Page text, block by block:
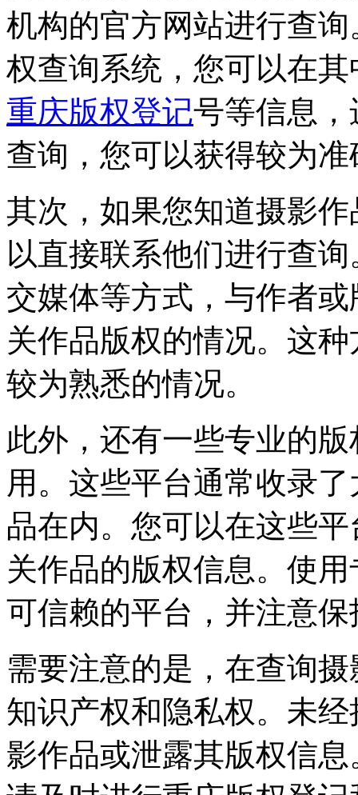
机构的官方网站进行查
权查询系统，您可以在
重庆版权登记号等信息
查询，您可以获得较为
其次，如果您知道摄影
以直接联系他们进行查
交媒体等方式，与作者
关作品版权的情况。这
较为熟悉的情况。
此外，还有一些专业的
用。这些平台通常收录
品在内。您可以在这些
关作品的版权信息。使
可信赖的平台，并注意
需要注意的是，在查询
知识产权和隐私权。未
影作品或泄露其版权信